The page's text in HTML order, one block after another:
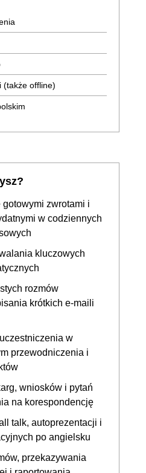
(także offline)
gotowymi zwrotami i
w codziennych
kluczowych
rozmów
krótkich e-maili
w
przewodniczenia i
wniosków i pytań
na korespondencję
talk, autoprezentacji i
po angielsku
przekazywania